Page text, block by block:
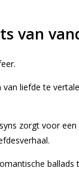
van
liefde te
zorgt voor